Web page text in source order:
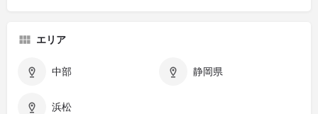
エリア
中部 静岡県
浜松